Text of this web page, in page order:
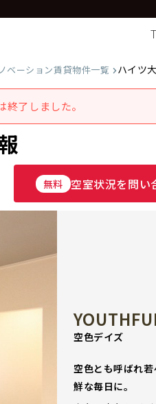
ベーション賃貸物件一覧 ハイツ
終了しました。
無料 空室状況を問い
空色デイズ
空色とも呼ばれ
鮮な毎日に。